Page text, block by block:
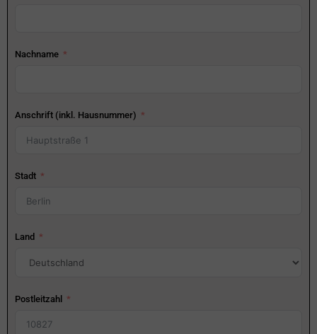
Nachname
Anschrift (inkl. Hausnummer)
Stadt
Land
Postleitzahl